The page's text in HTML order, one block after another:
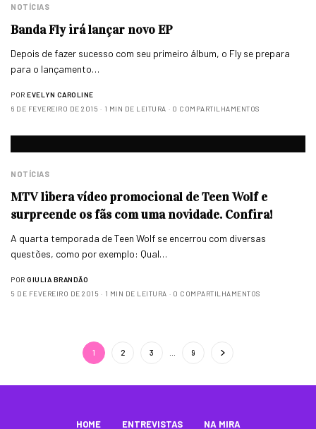
NOTÍCIAS
Banda Fly irá lançar novo EP
Depois de fazer sucesso com seu primeiro álbum, o Fly se prepara
para o lançamento…
POR EVELYN CAROLINE
6 DE FEVEREIRO DE 2015
1 MIN DE LEITURA 0 COMPARTILHAMENTOS
NOTÍCIAS
MTV libera vídeo promocional de Teen Wolf e
surpreende os fãs com uma novidade. Confira!
A quarta temporada de Teen Wolf se encerrou com diversas
questões, como por exemplo: Qual…
POR GIULIA BRANDÃO
5 DE FEVEREIRO DE 2015
1 MIN DE LEITURA 0 COMPARTILHAMENTOS
1 2 3 9
HOME ENTREVISTAS NA MIRA